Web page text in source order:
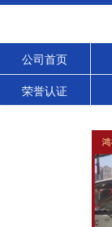
公司首页
荣誉认证